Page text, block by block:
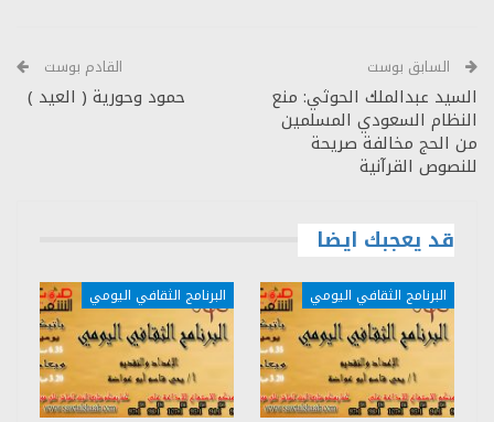
السابق بوست
السيد عبدالملك الحوثي: منع
النظام السعودي المسلمين
من الحج مخالفة صريحة
للنصوص القرآنية
القادم بوست
حمود وحورية ( العيد )
قد يعجبك ايضا
البرنامج الثقافي اليومي البرنامج الثقافي اليومي